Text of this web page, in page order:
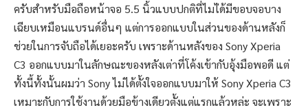
ครับสำหรับมือถือหน้าจอ 5.5 นิ้วแบบปกติที่ไมไ่ด้มีขอบจอบาง
เฉียบเหมือนแบรนด์อื่นๆ แต่การออกแบบในส่วนของด้านหลังก็
ช่วยในการจับถือได้เยอะครับ เพราะด้านหลังของ Sony Xperia
C3 ออกแบบมาในลักษณะของหลังเต่าที่โค้งเข้ากับอุ้งมือพอดี แต่
ทั้งนี้ทั้งนั้นผมว่า Sony ไม่ได้ตั้งใจออกแบบมาให้ Sony Xperia C3
เหมาะกับการใช้งานด้วยมือข้างเดียวตั้งแต่แรกแล้วหล่ะ จะเพราะ